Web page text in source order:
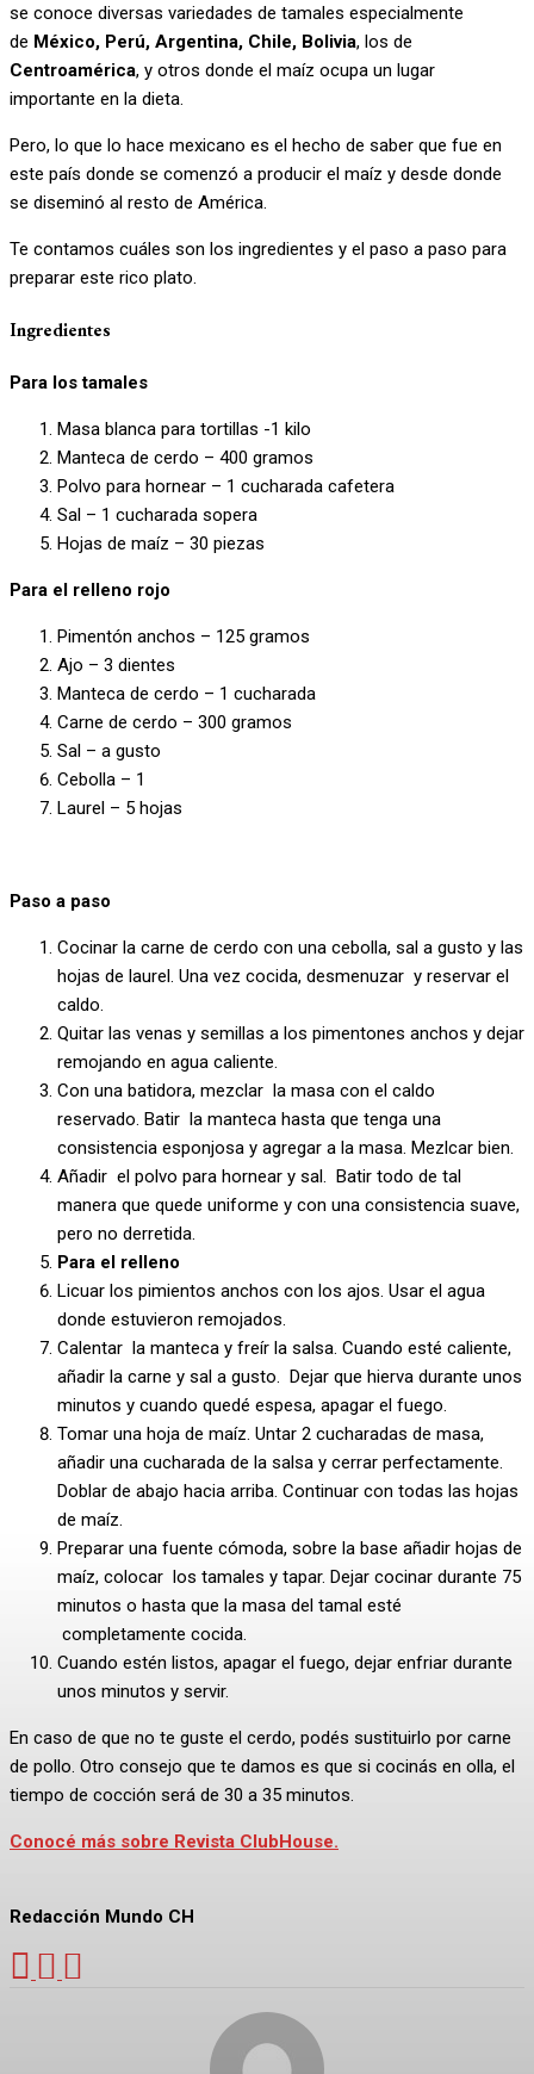
se conoce diversas variedades de tamales especialmente
de México, Perú, Argentina, Chile, Bolivia, los de
Centroamérica, y otros donde el maíz ocupa un lugar
importante en la dieta.
Pero, lo que lo hace mexicano es el hecho de saber que fue en
este país donde se comenzó a producir el maíz y desde donde
se diseminó al resto de América.
Te contamos cuáles son los ingredientes y el paso a paso para
preparar este rico plato.
Ingredientes
Para los tamales
Masa blanca para tortillas -1 kilo
Manteca de cerdo – 400 gramos
Polvo para hornear – 1 cucharada cafetera
Sal – 1 cucharada sopera
Hojas de maíz – 30 piezas
Para el relleno rojo
Pimentón anchos – 125 gramos
Ajo – 3 dientes
Manteca de cerdo – 1 cucharada
Carne de cerdo – 300 gramos
Sal – a gusto
Cebolla – 1
Laurel – 5 hojas
Paso a paso
Cocinar la carne de cerdo con una cebolla, sal a gusto y las
hojas de laurel. Una vez cocida, desmenuzar y reservar el
caldo.
Quitar las venas y semillas a los pimentones anchos y dejar
remojando en agua caliente.
Con una batidora, mezclar la masa con el caldo
reservado. Batir la manteca hasta que tenga una
consistencia esponjosa y agregar a la masa. Mezlcar bien.
Añadir el polvo para hornear y sal. Batir todo de tal
manera que quede uniforme y con una consistencia suave,
pero no derretida.
Para el relleno
Licuar los pimientos anchos con los ajos. Usar el agua
donde estuvieron remojados.
Calentar la manteca y freír la salsa. Cuando esté caliente,
añadir la carne y sal a gusto. Dejar que hierva durante unos
minutos y cuando quedé espesa, apagar el fuego.
Tomar una hoja de maíz. Untar 2 cucharadas de masa,
añadir una cucharada de la salsa y cerrar perfectamente.
Doblar de abajo hacia arriba. Continuar con todas las hojas
de maíz.
Preparar una fuente cómoda, sobre la base añadir hojas de
maíz, colocar los tamales y tapar. Dejar cocinar durante 75
minutos o hasta que la masa del tamal esté
completamente cocida.
Cuando estén listos, apagar el fuego, dejar enfriar durante
unos minutos y servir.
En caso de que no te guste el cerdo, podés sustituirlo por carne
de pollo. Otro consejo que te damos es que si cocinás en olla, el
tiempo de cocción será de 30 a 35 minutos.
Conocé más sobre Revista ClubHouse.
Redacción Mundo CH